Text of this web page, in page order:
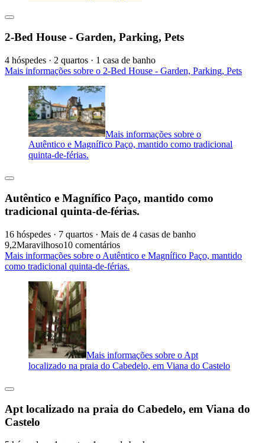
2-Bed House - Garden, Parking, Pets
4 hóspedes · 2 quartos · 1 casa de banho
Mais informações sobre o 2-Bed House - Garden, Parking, Pets
Mais informações sobre o
Autêntico e Magnífico Paço, mantido como tradicional
quinta-de-férias.
Autêntico e Magnífico Paço, mantido como
tradicional quinta-de-férias.
16 hóspedes · 7 quartos · Mais de 4 casas de banho
9,2Maravilhoso10 comentários
Mais informações sobre o Autêntico e Magnífico Paço, mantido
como tradicional quinta-de-férias.
Mais informações sobre o Apt
localizado na praia do Cabedelo, em Viana do Castelo
Apt localizado na praia do Cabedelo, em Viana do
Castelo